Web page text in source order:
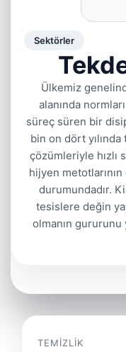
Sektörler
Ülkemiz
alanında
süreç süren bir
bin on dört
çözümleriyle hızlı
hijyen
durumundadır.
tesislere değin
olmanın gururunu
TEMIZLIK